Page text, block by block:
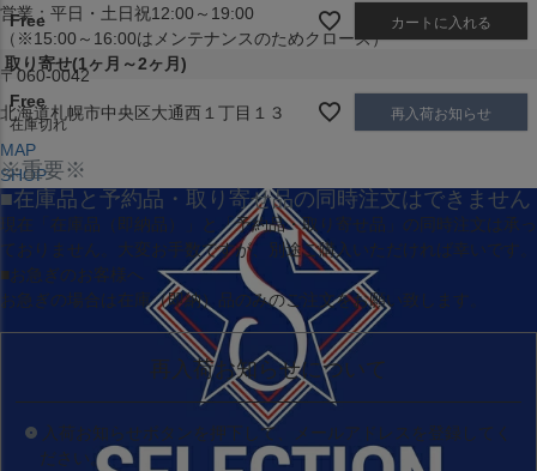
営業：平日・土日祝12:00～19:00
（※15:00～16:00はメンテナンスのためクローズ）
〒060-0042
北海道札幌市中央区大通西１丁目１３
MAP
SHOP
Free カートに入れる
取り寄せ(1ヶ月～2ヶ月)
Free
在庫切れ
再入荷お知らせ
※重要※
■在庫品と予約品・取り寄せ品の同時注文はできません
現在 「在庫品（即納品）」 と 「予約品・取り寄せ品」 の同時注文は承っ
ておりません。大変お手数ですが、別途ご購入いただければ幸いです。
■お急ぎのお客様へ
お急ぎの場合は 在庫（即納）品のみのご注文をお願い致します。
再入荷お知らせについて
入荷お知らせボタンを押下して、メールアドレスを登録してく
ださい。